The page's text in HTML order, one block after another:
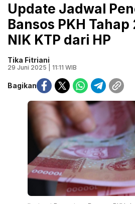
Update Jadwal
Bansos PKH Tahap
NIK KTP dari HP
Tika Fitriani
29 Juni 2025 | 11:11 WIB
Bagikan